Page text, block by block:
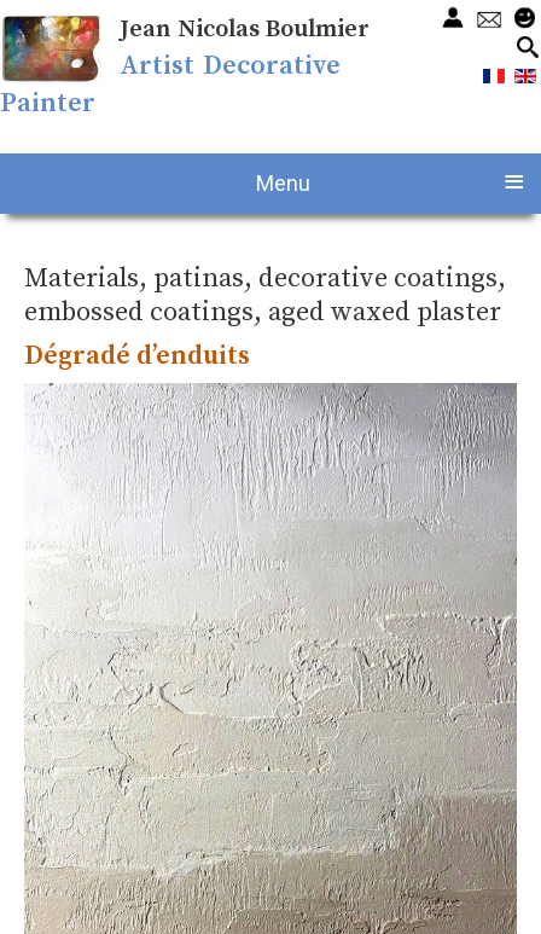
Jean Nicolas Boulmier
Artist Decorative
Painter
Menu ≡
Materials, patinas, decorative coatings,
embossed coatings, aged waxed plaster
Dégradé d’enduits